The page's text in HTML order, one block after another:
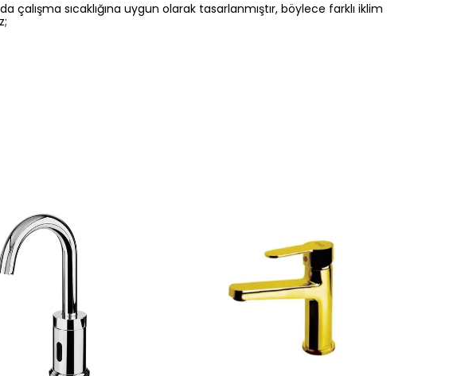
sıcaklığına uygun olarak tasarlanmıştır, böylece farklı iklim